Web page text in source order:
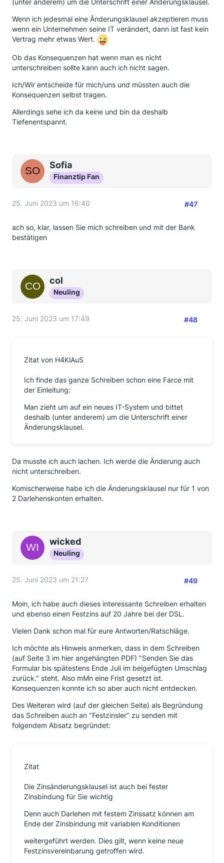
(unter anderem) um die Unterschrift einer Änderungsklausel.
Wenn ich jedesmal eine Änderungsklausel akzeptieren muss
wenn ein Unternehmen seine IT verändert, dann ist fast kein
Vertrag mehr etwas Wert.
Ob das Konsequenzen hat wenn man es nicht
unterschreiben sollte kann auch ich nicht sagen.
Ich/Wir entscheide für mich/uns und müssten auch die
Konsequenzen selbst tragen.
Allerdings sehe ich da keine und bin da deshalb
Tiefenentspannt.
Sofia
Finanztip Fan
25. Juni 2023 um 16:40 #47
ach so, klar, lassen Sie mich schreiben und mit der Bank
bestätigen
col
Neuling
25. Juni 2023 um 17:49 #48
Zitat von H4KlAuS
Ich finde das ganze Schreiben schon eine Farce mit
der Einleitung:
Man zieht um auf ein neues IT-System und bittet
deshalb (unter anderem) um die Unterschrift einer
Änderungsklausel.
Da musste ich auch lachen. Ich werde die Änderung auch
nicht unterschreiben.
Komischerweise habe ich die Änderungsklausel nur für 1 von
2 Darlehenskonten erhalten.
wicked
Neuling
25. Juni 2023 um 21:27 #49
Moin, ich habe auch dieses interessante Schreiben erhalten
und ebenso einen Festzins auf 20 Jahre bei der DSL.
Vielen Dank schon mal für eure Antworten/Ratschläge.
Ich möchte als Hinweis anmerken, dass in dem Schreiben
(auf Seite 3 im hier angehängten PDF) "Senden Sie das
Formular bis spätestens Ende Juli im beigefügten Umschlag
zurück." steht. Also mMn eine Frist gesetzt ist.
Konsequenzen konnte ich so aber auch nicht entdecken.
Des Weiteren wird (auf der gleichen Seite) als Begründung
das Schreiben auch an "Festzinsler" zu senden mit
folgendem Absatz begründet:
Zitat
Die Zinsänderungsklausel ist auch bei fester
Zinsbindung für Sie wichtig
Denn auch Darlehen mit festem Zinssatz können am
Ende der Zinsbindung mit variablen Konditionen
weitergeführt werden. Dies gilt, wenn keine neue
Festzinsvereinbarung getroffen wird.